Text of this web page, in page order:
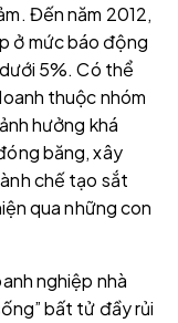
Đến năm 2012,
ở mức báo động
5%. Có thể
thuộc nhóm
hưởng khá
băng, xây
chế tạo sắt
qua những con
nghiệp nhà
bất tử đầy rủi